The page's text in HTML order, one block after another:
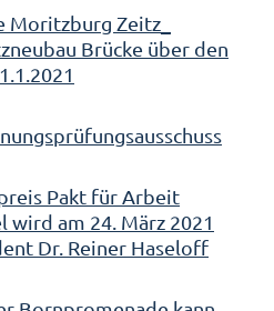
Moritzburg Zeitz_
Brücke über den
Pakt für Arbeit
wird am 24. März 2021
Dr. Reiner Haseloff